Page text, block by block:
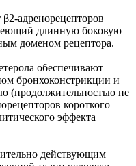
адренорецепторов
длинную боковую
доменом рецептора.
обеспечивают
бронхоконстрикции и
(продолжительностью не
короткого
эффекта
действующим